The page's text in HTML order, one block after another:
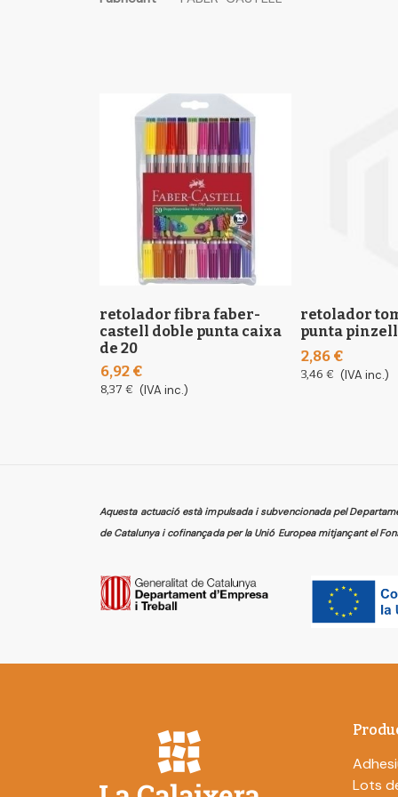
the
retolador fibra faber-
castell doble punta caixa
de 20
6,92 €
8,37 € (IVA inc.)
retolador
punta
2,86 €
3,46 € (IVA inc.)
Aquesta actuació està impulsada i subvencionada pel
de Catalunya i cofinançada per la Unió Europea mitjançant el
Lots